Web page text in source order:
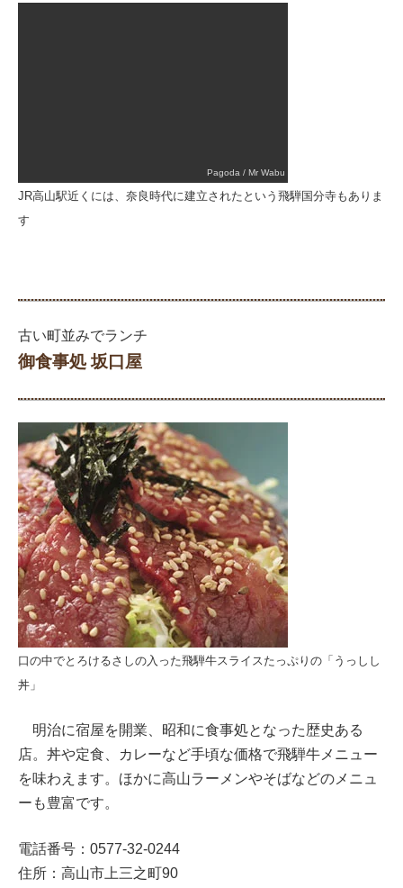
Pagoda / Mr Wabu
JR高山駅近くには、奈良時代に建立されたという飛騨国分寺もありま
す
古い町並みでランチ
御食事処 坂口屋
口の中でとろけるさしの入った飛騨牛スライスたっぷりの「うっしし
丼」
明治に宿屋を開業、昭和に食事処となった歴史ある
店。丼や定食、カレーなど手頃な価格で飛騨牛メニュー
を味わえます。ほかに高山ラーメンやそばなどのメニュ
ーも豊富です。
電話番号：0577-32-0244
住所：高山市上三之町90